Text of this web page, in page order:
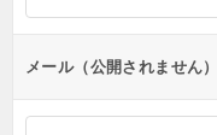
ンメール（公開されません）